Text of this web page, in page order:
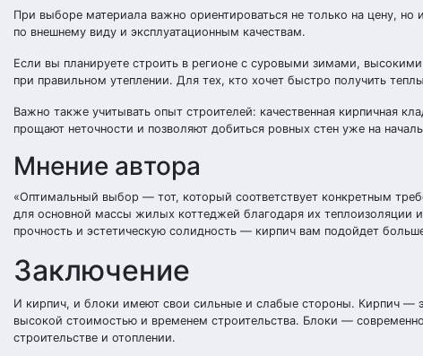
При выборе материала важно ориентироваться не только на цену,
по внешнему виду и эксплуатационным качествам.
Если вы планируете строить в регионе с суровыми зимами,
при правильном утеплении. Для тех, кто хочет быстро получить
Важно также учитывать опыт строителей: качественная кирпичная
прощают неточности и позволяют добиться ровных стен уже на
Мнение автора
«Оптимальный выбор — тот, который соответствует конкретным
для основной массы жилых коттеджей благодаря их теплоизоляции
прочность и эстетическую солидность — кирпич вам подойдет
Заключение
И кирпич, и блоки имеют свои сильные и слабые стороны. Кирпич —
высокой стоимостью и временем строительства. Блоки —
строительстве и отоплении.